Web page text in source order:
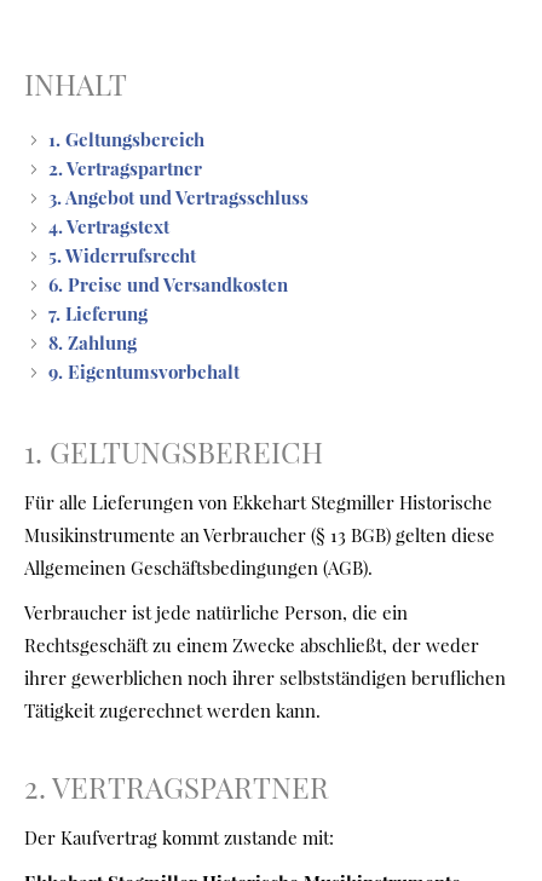
INHALT
1. Geltungsbereich
2. Vertragspartner
3. Angebot und Vertragsschluss
4. Vertragstext
5. Widerrufsrecht
6. Preise und Versandkosten
7. Lieferung
8. Zahlung
9. Eigentumsvorbehalt
1. GELTUNGSBEREICH
Für alle Lieferungen von Ekkehart Stegmiller Historische
Musikinstrumente an Verbraucher (§ 13 BGB) gelten diese
Allgemeinen Geschäftsbedingungen (AGB).
Verbraucher ist jede natürliche Person, die ein
Rechtsgeschäft zu einem Zwecke abschließt, der weder
ihrer gewerblichen noch ihrer selbstständigen beruflichen
Tätigkeit zugerechnet werden kann.
2. VERTRAGSPARTNER
Der Kaufvertrag kommt zustande mit: